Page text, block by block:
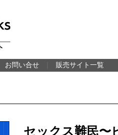
お問い合せ 販売サイト一覧
セックス難民〜